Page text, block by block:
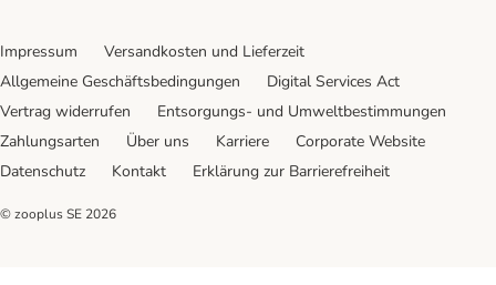
Impressum
Versandkosten und Lieferzeit
Allgemeine Geschäftsbedingungen
Digital Services Act
Vertrag widerrufen
Entsorgungs- und Umweltbestimmungen
Zahlungsarten
Über uns Karriere
Corporate Website
Datenschutz
Kontakt Erklärung zur Barrierefreiheit
© zooplus SE 2026